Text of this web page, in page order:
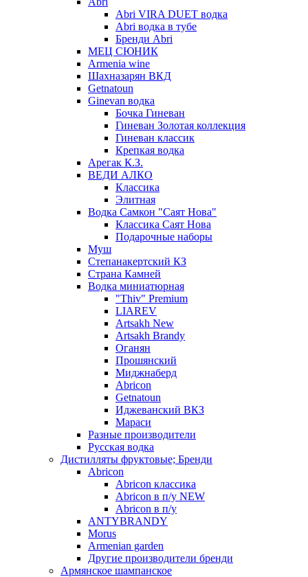
Abri VIRA DUET водка
Abri водка в тубе
Бренди Abri
МЕЦ СЮНИК
Armenia wine
Шахназарян ВКД
Getnatoun
Ginevan водка
Бочка Гиневан
Гиневан Золотая коллекция
Гиневан классик
Крепкая водка
Арегак К.З.
ВЕДИ АЛКО
Классика
Элитная
Водка Самкон "Саят Нова"
Классика Саят Нова
Подарочные наборы
Муш
Степанакертский КЗ
Страна Камней
Водка миниатюрная
"Thiv" Premium
LIAREV
Artsakh New
Artsakh Brandy
Оганян
Прошянский
Миджнаберд
Abricon
Getnatoun
Иджеванский ВКЗ
Мараси
Разные производители
Русская водка
Дистилляты фруктовые; Бренди
Abricon
Abricon классика
Abricon в п/у NEW
Abricon в п/у
ANTYBRANDY
Morus
Armenian garden
Другие производители бренди
Армянское шампанское